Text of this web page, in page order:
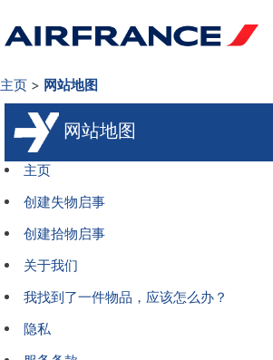
主页 网站地图
网站地图
主页
创建失物启事
创建拾物启事
关于我们
我找到了一件物品，应该怎么办？
隐私